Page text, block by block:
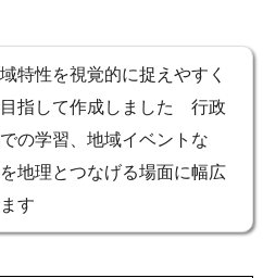
特性を視覚的に捉えやすく
指して作成しました 行政
の学習、地域イベントな
地理とつなげる場面に幅広
す